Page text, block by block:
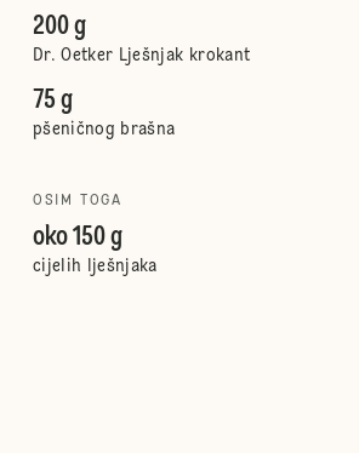
200 g
Dr. Oetker Lješnjak krokant
75 g
pšeničnog brašna
OSIM TOGA
oko 150 g
cijelih lješnjaka